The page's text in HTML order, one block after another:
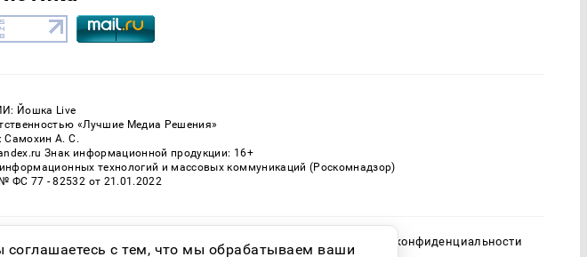
Йошка Live
«Лучшие Медиа Решения»
Самохин А. С.
Знак информационной продукции: 16+
технологий и массовых коммуникаций (Роскомнадзор)
ФС 77 - 82532 от 21.01.2022
сайта 16+ Политика конфиденциальности
с тем, что мы обрабатываем ваши